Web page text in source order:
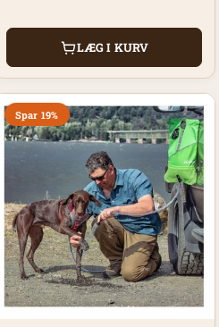
LÆG I KURV
Spar 19%